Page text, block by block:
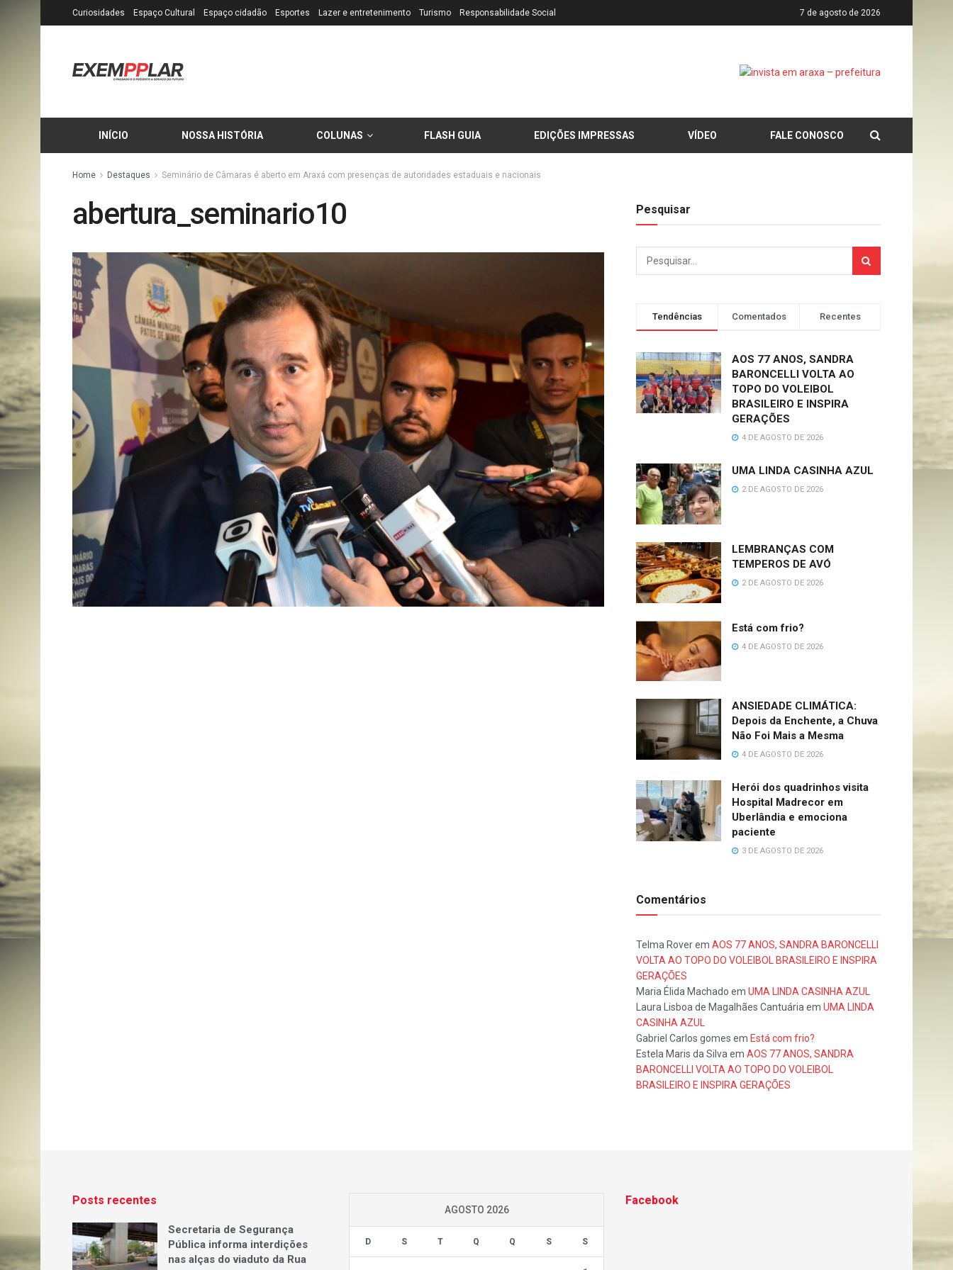
Curiosidades Espaço Cultural Espaço cidadão Esportes Lazer e entretenimento Turismo Responsabilidade Social 7 de agosto de 2026
INÍCIO NOSSA HISTÓRIA COLUNAS FLASH GUIA EDIÇÕES IMPRESSAS VÍDEO FALE CONOSCO
Home Destaques Seminário de Câmaras é aberto em Araxá com presenças de autoridades estaduais e nacionais
abertura_seminario10 Pesquisar
Tendências Comentados Recentes
AOS 77 ANOS, SANDRA
BARONCELLI VOLTA AO
TOPO DO VOLEIBOL
BRASILEIRO E INSPIRA
GERAÇÕES
4 DE AGOSTO DE 2026
UMA LINDA CASINHA AZUL
2 DE AGOSTO DE 2026
LEMBRANÇAS COM
TEMPEROS DE AVÓ
2 DE AGOSTO DE 2026
Está com frio?
4 DE AGOSTO DE 2026
ANSIEDADE CLIMÁTICA:
Depois da Enchente, a Chuva
Não Foi Mais a Mesma
4 DE AGOSTO DE 2026
Herói dos quadrinhos visita
Hospital Madrecor em
Uberlândia e emociona
paciente
3 DE AGOSTO DE 2026
Comentários
Telma Roverem AOS 77 ANOS, SANDRA BARONCELLI
VOLTA AO TOPO DO VOLEIBOL BRASILEIRO E INSPIRA
GERAÇÕES
Maria Élida Machado em UMA LINDA CASINHA AZUL
Laura Lisboa de Magalhães Cantuáriaem UMA LINDA
CASINHA AZUL
Gabriel Carlos gomes em Está com frio?
Estela Maris da Silvaem AOS 77 ANOS, SANDRA
BARONCELLI VOLTA AO TOPO DO VOLEIBOL
BRASILEIRO E INSPIRA GERAÇÕES
Posts recentes
Secretaria de Segurança
Pública informa interdições
nas alças do viaduto da Rua
AGOSTO 2026
D S T Q Q S S
Facebook